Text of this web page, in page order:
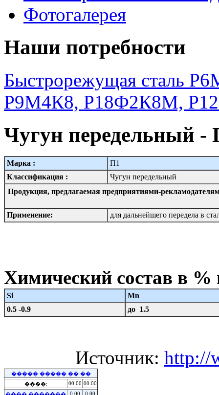
Фотогалерея
Наши потребности
Быстрорежущая сталь
Р9М4К8, Р18Ф2К8М,
Чугун передельный -
Марка :
П1
Классификация :
Чугун передельный
Продукция, предлагаемая предприятиями-
Применение: для дальнейшего передела в
Химический состав в
Si
Mn
0.5 -0.9
до 1.5
Источник: http://
����� ����� �� ��
����:
00:00 00:00
0.00
0.00